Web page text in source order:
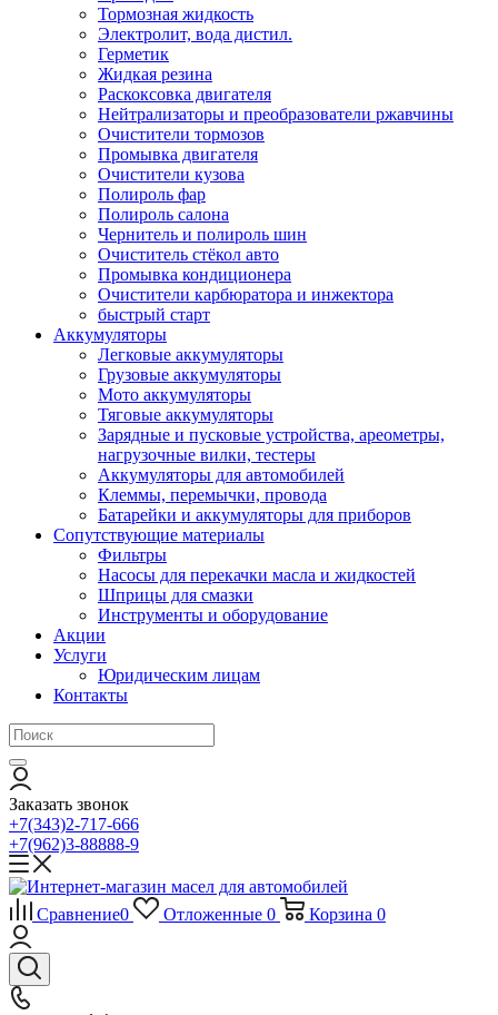
Тормозная жидкость
Электролит, вода дистил.
Герметик
Жидкая резина
Раскоксовка двигателя
Нейтрализаторы и преобразователи ржавчины
Очистители тормозов
Промывка двигателя
Очистители кузова
Полироль фар
Полироль салона
Чернитель и полироль шин
Очиститель стёкол авто
Промывка кондиционера
Очистители карбюратора и инжектора
быстрый старт
Аккумуляторы
Легковые аккумуляторы
Грузовые аккумуляторы
Мото аккумуляторы
Тяговые аккумуляторы
Зарядные и пусковые устройства, ареометры,
нагрузочные вилки, тестеры
Аккумуляторы для автомобилей
Клеммы, перемычки, провода
Батарейки и аккумуляторы для приборов
Сопутствующие материалы
Фильтры
Насосы для перекачки масла и жидкостей
Шприцы для смазки
Инструменты и оборудование
Акции
Услуги
Юридическим лицам
Контакты
Заказать звонок
+7(343)2-717-666
+7(962)3-88888-9
Сравнение0 Отложенные 0 Корзина 0